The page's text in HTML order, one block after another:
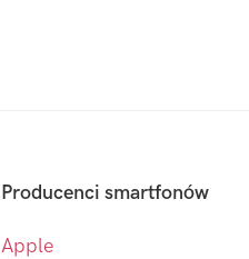
Producenci smartfonów
Apple